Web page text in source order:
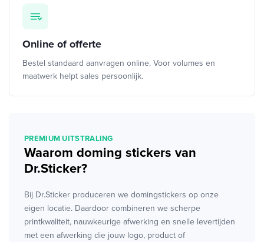
Online of offerte
Bestel standaard aanvragen online. Voor volumes en
maatwerk helpt sales persoonlijk.
PREMIUM UITSTRALING
Waarom doming stickers van
Dr.Sticker?
Bij Dr.Sticker produceren we domingstickers op onze
eigen locatie. Daardoor combineren we scherpe
printkwaliteit, nauwkeurige afwerking en snelle levertijden
met een afwerking die jouw logo, product of